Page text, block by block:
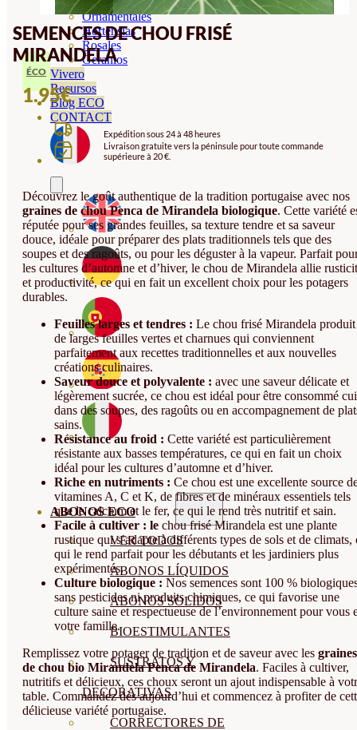
Ornamentales
Hortensias
Rosales
Geranios
Vivero
Recursos
Blog ECO
CONTACT
ABONOS ECO
VER TODOS
ABONOS LÍQUIDOS
ABONOS SOLIDOS
BIOESTIMULANTES
SUSTRATOS Y
DECORATIVAS
CORRECTORES DE
SEMENCES DE CHOU FRISÉ
MIRANDELA
ÉCO
1.95€
Expédition sous 24 à 48 heures
Livraison gratuite vers la péninsule pour toute commande
supérieure à 20 €.
Découvrez le goût authentique de la tradition portugaise avec nos
graines de chou Penca de Mirandela biologique. Cette variété
réputée pour ses grandes feuilles, sa texture tendre et sa saveur
douce, idéale pour préparer des plats traditionnels tels que des
soupes et des ragoûts, ou pour les déguster à la vapeur. Parfait
les cultures d’automne et d’hiver, le chou de Mirandela allie
et productivité, ce qui en fait un excellent choix pour les potagers
durables.
Feuilles larges et tendres : Le chou frisé Mirandela produit
de larges feuilles vertes et charnues qui conviennent
parfaitement aux recettes traditionnelles et aux nouvelles
créations culinaires.
Saveur douce et polyvalente : avec une saveur délicate et
légèrement sucrée, ce chou est idéal pour être consommé
dans des soupes, des ragoûts ou en accompagnement de
sains.
Résistance au froid : Cette variété est particulièrement
résistante aux basses températures, ce qui en fait un choix
idéal pour les cultures d’automne et d’hiver.
Riche en nutriments : Ce chou est une excellente source
vitamines A, C et K, de fibres et de minéraux essentiels tels
que le calcium et le fer, ce qui le rend très nutritif et sain.
Facile à cultiver : le chou frisé Mirandela est une plante
rustique qui s’adapte à différents types de sols et de climats,
qui le rend parfait pour les débutants et les jardiniers plus
expérimentés.
Culture biologique : Nos semences sont 100 %
sans pesticides ni produits chimiques, ce qui favorise une
culture saine et respectueuse de l’environnement pour vous
votre famille.
Remplissez votre potager de tradition et de saveur avec les graines
de chou bio Mirandela Penca de Mirandela. Faciles à cultiver,
nutritifs et délicieux, ces choux seront un ajout indispensable à
table. Commandez dès aujourd’hui et commencez à profiter de
délicieuse variété portugaise.